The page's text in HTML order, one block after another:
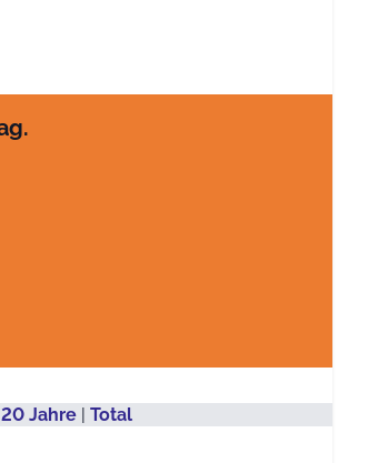
20 Jahre | Total